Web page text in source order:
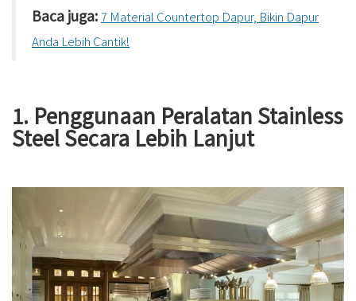
Baca juga:7 Material Countertop Dapur, Bikin Dapur
Anda Lebih Cantik!
1. Penggunaan Peralatan Stainless
Steel Secara Lebih Lanjut